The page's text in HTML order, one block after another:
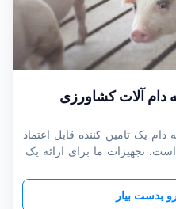
یک تامین کننده قابل اعتماد
تجهیزات ما برای ارائه یک
می کند که دمای مطلوب و
تجهیزات سفارشی ما تضمین
بدست بیار